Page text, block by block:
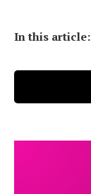
In this article: